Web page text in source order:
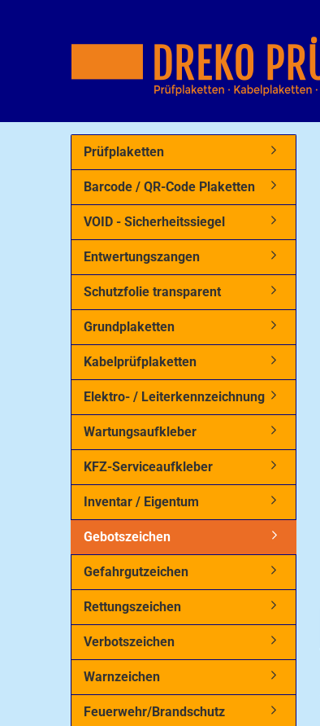
Prüfplaketten
Barcode / QR-Code Plaketten
VOID - Sicherheitssiegel
Entwertungszangen
Schutzfolie transparent
Grundplaketten
Kabelprüfplaketten
Elektro- / Leiterkennzeichnung
Wartungsaufkleber
KFZ-Serviceaufkleber
Inventar / Eigentum
Gebotszeichen
Gefahrgutzeichen
Rettungszeichen
Verbotszeichen
Warnzeichen
Feuerwehr/Brandschutz